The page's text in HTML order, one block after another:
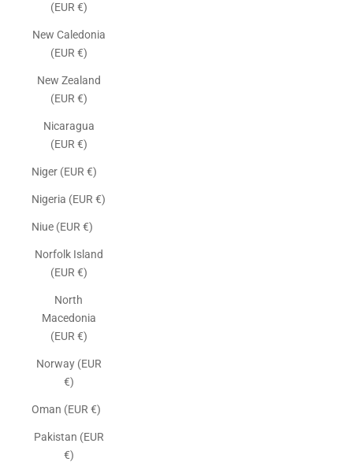
(EUR €)
New Caledonia
(EUR €)
New Zealand
(EUR €)
Nicaragua
(EUR €)
Niger (EUR €)
Nigeria (EUR €)
Niue (EUR €)
Norfolk Island
(EUR €)
North
Macedonia
(EUR €)
Norway (EUR
€)
Oman (EUR €)
Pakistan (EUR
€)